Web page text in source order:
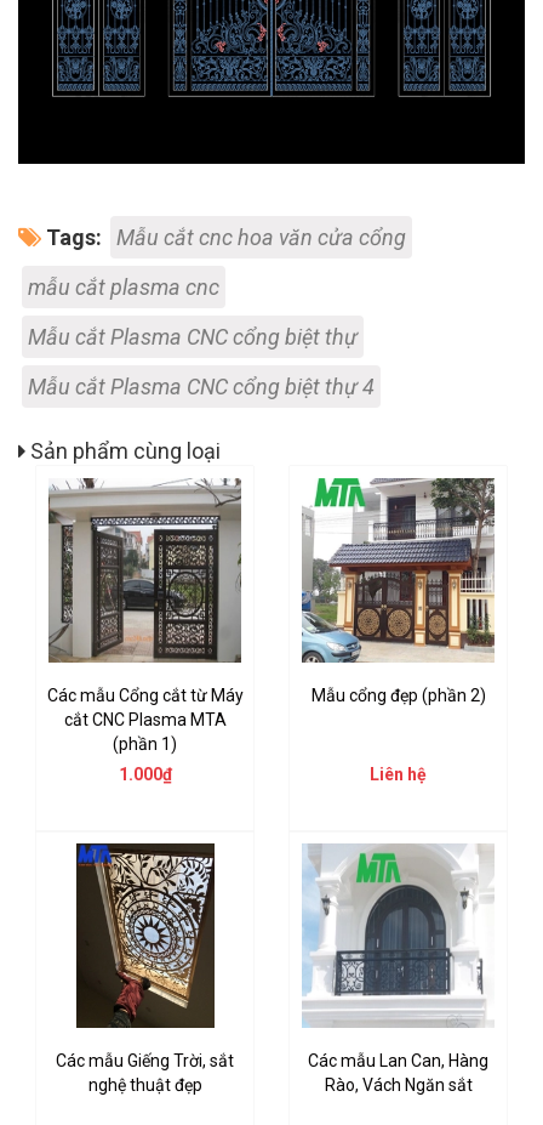
Tags:
Mẫu cắt cnc hoa văn cửa cổng
mẫu cắt plasma cnc
Mẫu cắt Plasma CNC cổng biệt thự
Mẫu cắt Plasma CNC cổng biệt thự 4
Sản phẩm cùng loại
Các mẫu Cổng cắt từ Máy
cắt CNC Plasma MTA
(phần 1)
1.000₫
Mẫu cổng đẹp (phần 2)
Liên hệ
Các mẫu Giếng Trời, sắt
nghệ thuật đẹp
Các mẫu Lan Can, Hàng
Rào, Vách Ngăn sắt